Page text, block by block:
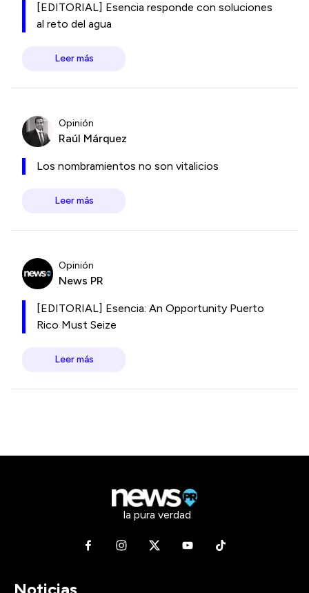
[EDITORIAL] Esencia responde con soluciones
al reto del agua
Leer más
Opinión
Raúl Márquez
Los nombramientos no son vitalicios
Leer más
Opinión
News PR
[EDITORIAL] Esencia: An Opportunity Puerto
Rico Must Seize
Leer más
la pura verdad
Noticias